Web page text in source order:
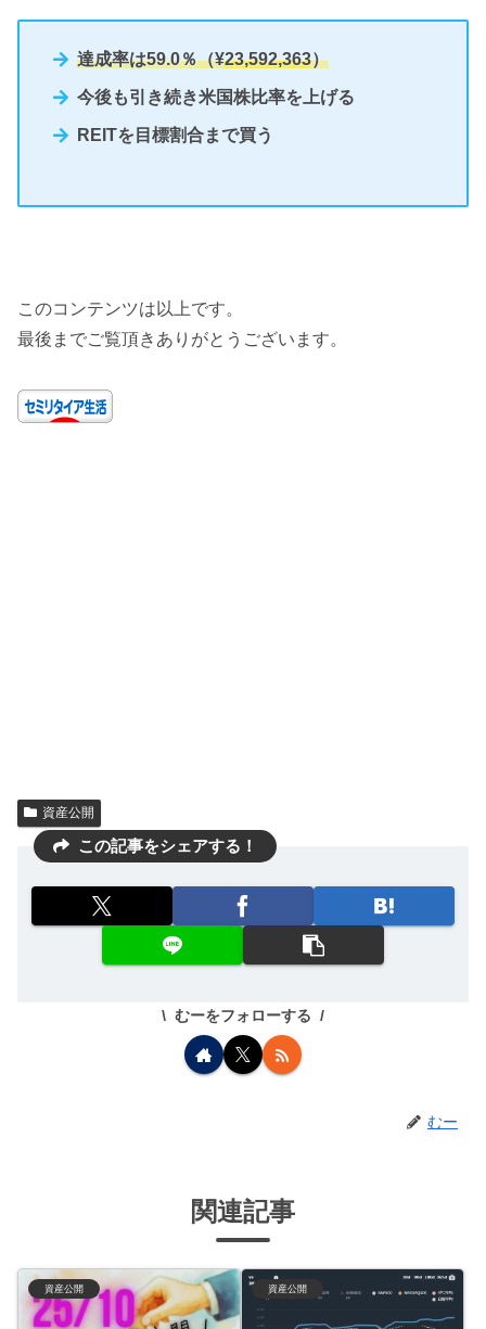
達成率は59.0％（¥23,592,363）
今後も引き続き米国株比率を上げる
REITを目標割合まで買う
このコンテンツは以上です。
最後までご覧頂きありがとうございます。
資産公開
この記事をシェアする！
むーをフォローする
むー
関連記事
資産公開 資産公開